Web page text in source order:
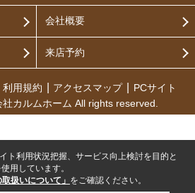
会社概要
来店予約
利用規約 アクセスマップ
PCサイト
カルムホーム All rights reserved.
ト利用状況把握、サービス向上検討を目的と
用しています。
取扱いについて」 をご確認ください。